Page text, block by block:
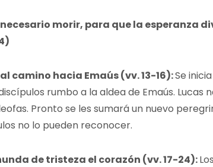
morir, para que la esperanza
camino hacia Emaús (vv. 13-16):Se
rumbo a la aldea de Emaús. Lucas
Pronto se les sumará un nuevo
no lo pueden reconocer.
de tristeza el corazón (vv. 17-24):